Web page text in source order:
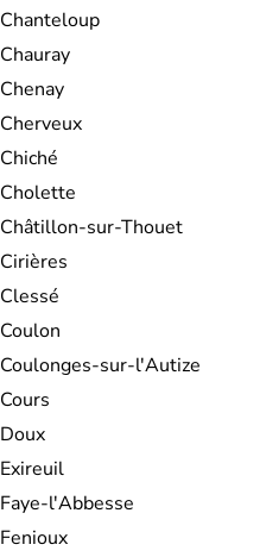
Chanteloup
Chauray
Chenay
Cherveux
Chiché
Cholette
Châtillon-sur-Thouet
Cirières
Clessé
Coulon
Coulonges-sur-l'Autize
Cours
Doux
Exireuil
Faye-l'Abbesse
Fenioux